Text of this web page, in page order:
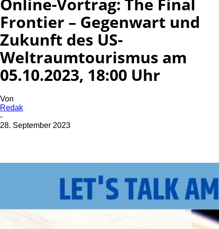
Online-Vortrag: The Final
Frontier – Gegenwart und
Zukunft des US-
Weltraumtourismus am
05.10.2023, 18:00 Uhr
Von
Redak
-
28. September 2023